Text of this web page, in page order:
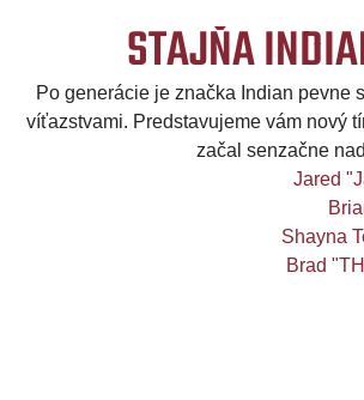
STAJŇA
Po generácie je značka Indian pevne
víťazstvami. Predstavujeme vám nový
začal senzačne
Jared
Shayna
Brad